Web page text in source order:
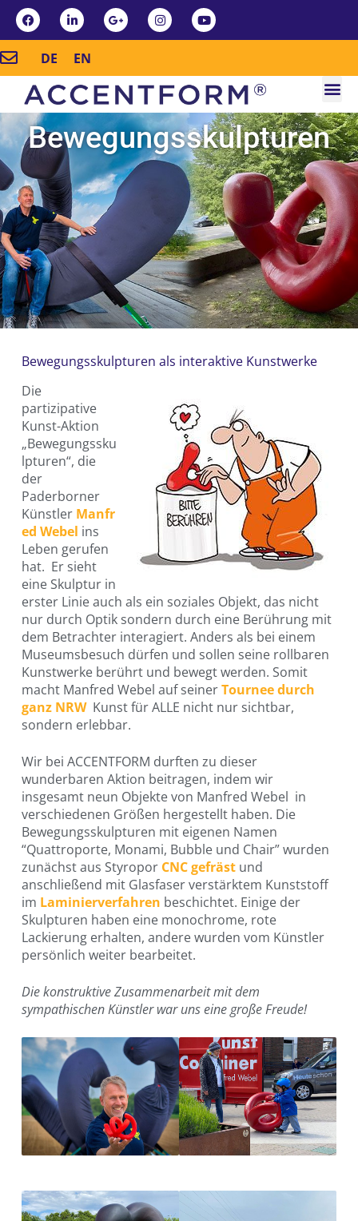
DE EN
Bewegungsskulpturen
Bewegungsskulpturen als interaktive Kunstwerke
Die
partizipative
Kunst-Aktion
„Bewegungssku
lpturen“, die
der
Paderborner
Künstler Manfr
ed Webel ins
Leben gerufen
hat. Er sieht
eine Skulptur in
erster Linie auch als ein soziales Objekt, das nicht
nur durch Optik sondern durch eine Berührung mit
dem Betrachter interagiert. Anders als bei einem
Museumsbesuch dürfen und sollen seine rollbaren
Kunstwerke berührt und bewegt werden. Somit
macht Manfred Webel auf seinerTournee durch
ganz NRW Kunst für ALLE nicht nur sichtbar,
sondern erlebbar.
Wir bei ACCENTFORM durften zu dieser
wunderbaren Aktion beitragen, indem wir
insgesamt neun Objekte von Manfred Webel in
verschiedenen Größen hergestellt haben. Die
Bewegungsskulpturen mit eigenen Namen
“Quattroporte, Monami, Bubble und Chair” wurden
zunächst aus Styropor CNC gefrästund
anschließend mit Glasfaser verstärktem Kunststoff
im Laminierverfahren beschichtet. Einige der
Skulpturen haben eine monochrome, rote
Lackierung erhalten, andere wurden vom Künstler
persönlich weiter bearbeitet.
Die konstruktive Zusammenarbeit mit dem
sympathischen Künstler war uns eine große Freude!